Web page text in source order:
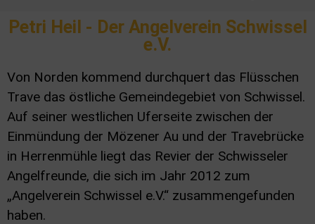
Petri Heil - Der Angelverein Schwissel
e.V.
Von Norden kommend durchquert das Flüsschen
Trave das östliche Gemeindegebiet von Schwissel.
Auf seiner westlichen Uferseite zwischen der
Einmündung der Mözener Au und der Travebrücke
in Herrenmühle liegt das Revier der Schwisseler
Angelfreunde, die sich im Jahr 2012 zum
„Angelverein Schwissel e.V.“ zusammengefunden
haben.